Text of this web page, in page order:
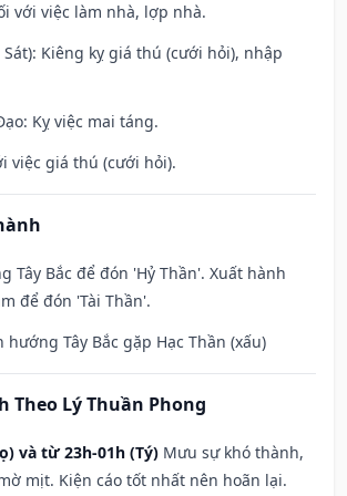
với việc làm nhà, lợp nhà.
Sát): Kiêng kỵ giá thú (cưới hỏi), nhập
Kỵ việc mai táng.
việc giá thú (cưới hỏi).
Tây Bắc để đón 'Hỷ Thần'. Xuất hành
để đón 'Tài Thần'.
Tây Bắc gặp Hạc Thần (xấu)
Theo Lý Thuần Phong
và từ 23h-01h (Tý) Mưu sự khó thành,
mịt. Kiện cáo tốt nhất nên hoãn lại.